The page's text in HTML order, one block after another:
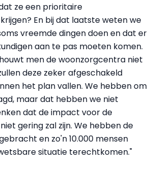
ze een prioritaire
En bij dat laatste weten we
vreemde dingen doen en dat er
aan te pas moeten komen.
men de woonzorgcentra niet
deze zeker afgeschakeld
het plan vallen. We hebben om
maar dat hebben we niet
dat de impact voor de
gering zal zijn. We hebben de
en zo'n 10.000 mensen
situatie terechtkomen."